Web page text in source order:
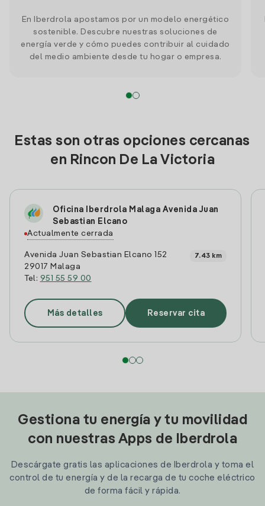
En Iberdrola apostamos por un modelo energético
sostenible. Descubre nuestras soluciones de
energía verde y cómo puedes contribuir al cuidado
del medio ambiente desde tu hogar o empresa.
Estas son otras opciones cercanas
en Rincon De La Victoria
Oficina Iberdrola Malaga Avenida Juan
Sebastian Elcano
Actualmente cerrada
Avenida Juan Sebastian Elcano 152
29017 Malaga
Tel: 951 55 59 00
7.43 km
Más detalles Reservar cita
Gestiona tu energía y tu movilidad
con nuestras Apps de Iberdrola
Descárgate gratis las aplicaciones de Iberdrola y toma el
control de tu energía y de la recarga de tu coche eléctrico
de forma fácil y rápida.